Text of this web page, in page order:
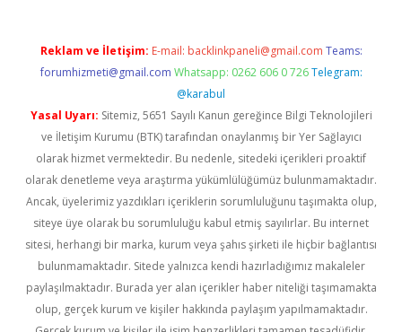
Reklam ve İletişim: E-mail: backlinkpaneli@gmail.com Teams:
forumhizmeti@gmail.com Whatsapp: 0262 606 0 726 Telegram:
@karabul
Yasal Uyarı: Sitemiz, 5651 Sayılı Kanun gereğince Bilgi Teknolojileri
ve İletişim Kurumu (BTK) tarafından onaylanmış bir Yer Sağlayıcı
olarak hizmet vermektedir. Bu nedenle, sitedeki içerikleri proaktif
olarak denetleme veya araştırma yükümlülüğümüz bulunmamaktadır.
Ancak, üyelerimiz yazdıkları içeriklerin sorumluluğunu taşımakta olup,
siteye üye olarak bu sorumluluğu kabul etmiş sayılırlar. Bu internet
sitesi, herhangi bir marka, kurum veya şahıs şirketi ile hiçbir bağlantısı
bulunmamaktadır. Sitede yalnızca kendi hazırladığımız makaleler
paylaşılmaktadır. Burada yer alan içerikler haber niteliği taşımamakta
olup, gerçek kurum ve kişiler hakkında paylaşım yapılmamaktadır.